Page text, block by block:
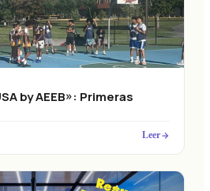
by AEEB»: Primeras
Leer